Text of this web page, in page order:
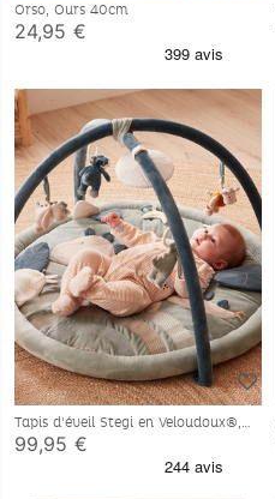
Orso, Ours 40cm
24,95 €
Tapis d'éveil Stegi en Veloudoux®,
vert
99,95 €